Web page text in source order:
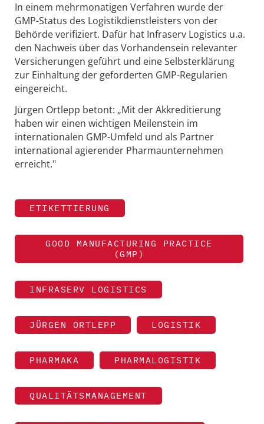
In einem mehrmonatigen Verfahren wurde der
GMP-Status des Logistikdienstleisters von der
Behörde verifiziert. Dafür hat Infraserv Logistics u.a.
den Nachweis über das Vorhandensein relevanter
Versicherungen geführt und eine Selbsterklärung
zur Einhaltung der geforderten GMP-Regularien
eingereicht.
Jürgen Ortlepp betont: „Mit der Akkreditierung
haben wir einen wichtigen Meilenstein im
internationalen GMP-Umfeld und als Partner
international agierender Pharmaunternehmen
erreicht."
ETIKETTIERUNG
GOOD MANUFACTURING PRACTICE
(GMP)
INFRASERV LOGISTICS
JÜRGEN ORTLEPP LOGISTIK
PHARMAKA PHARMALOGISTIK
QUALITÄTSMANAGEMENT